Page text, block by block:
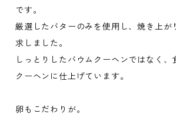
です。
厳選したバターのみを使用し、焼き上が
求しました。
しっとりしたバウムクーヘンではなく、
クーヘンに仕上げています。
卵もこだわりが。